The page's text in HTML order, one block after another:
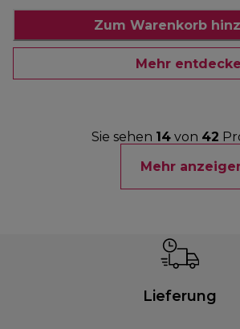
Zum Warenkorb
Mehr
Sie sehen 14von 42
Mehr
Lieferung